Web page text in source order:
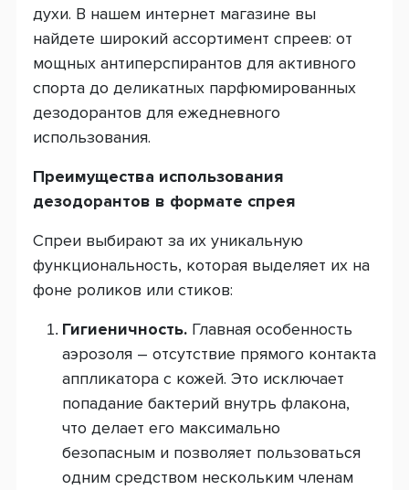
духи. В нашем интернет магазине вы
найдете широкий ассортимент спреев: от
мощных антиперспирантов для активного
спорта до деликатных парфюмированных
дезодорантов для ежедневного
использования.
Преимущества использования
дезодорантов в формате спрея
Спреи выбирают за их уникальную
функциональность, которая выделяет их на
фоне роликов или стиков:
Гигиеничность. Главная особенность
аэрозоля – отсутствие прямого контакта
аппликатора с кожей. Это исключает
попадание бактерий внутрь флакона,
что делает его максимально
безопасным и позволяет пользоваться
одним средством нескольким членам